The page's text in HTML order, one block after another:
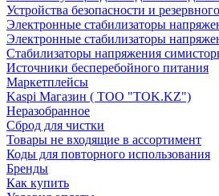
Устройства безопасности и
Электронные стабилизаторы
Электронные стабилизаторы
Стабилизаторы напряжения
Источники бесперебойного питания
Маркетплейсы
Kaspi Магазин ( ТОО "TOK.KZ")
Неразобранное
Сброд для чистки
Товары не входящие в ассортимент
Коды для повторного использования
Бренды
Как купить